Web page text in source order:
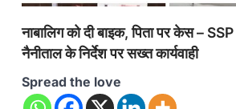
नाबालिग को दी बाइक, पिता पर केस – SSP
नैनीताल के निर्देश पर सख्त कार्यवाही
Spread the love